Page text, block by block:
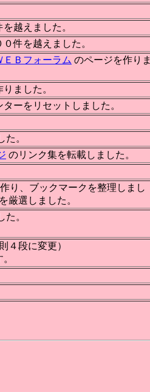
越えました。
件を越えました。
Ｂフォーラム のページを作りま
ました。
ーをリセットしました。
た。
のリンク集を転載しました。
り、ブックマークを整理しまし
厳選しました。
た。
４段に変更）
。